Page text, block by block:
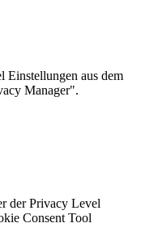
Einstellungen aus dem
Manager".
der Privacy Level
Consent Tool